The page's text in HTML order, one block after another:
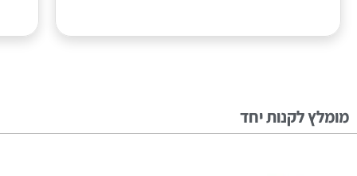
מומלץ לקנות יחד